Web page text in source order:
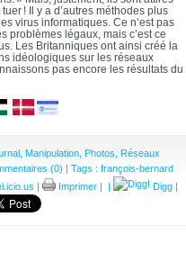
! Il y a d’autres méthodes plus
virus informatiques. Ce n’est pas
problèmes légaux, mais c’est ce
Les Britanniques ont ainsi créé la
idéologiques sur les réseaux
pas encore les résultats du
Manipulation Photos
Réseaux
(0) | Tags : françois-bernard
| Imprimer | | Digg |